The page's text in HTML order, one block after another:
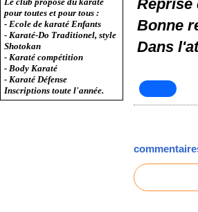
pour toutes et pour tous :
- Ecole de karaté Enfants
- Karaté-Do Traditionel, style
Shotokan
- Karaté compétition
- Body Karaté
- Karaté Défense
Inscriptions toute l'année.
Reprise
Bonne
Dans